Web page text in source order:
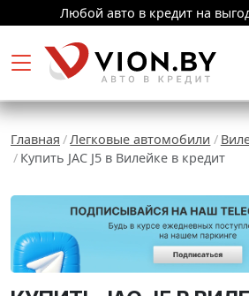
Любой авто в кредит на
Главная Легковые автомобили
Купить JAC J5 в Вилейке в кредит